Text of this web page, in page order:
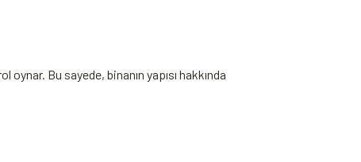
Bu sayede, binanın yapısı hakkında